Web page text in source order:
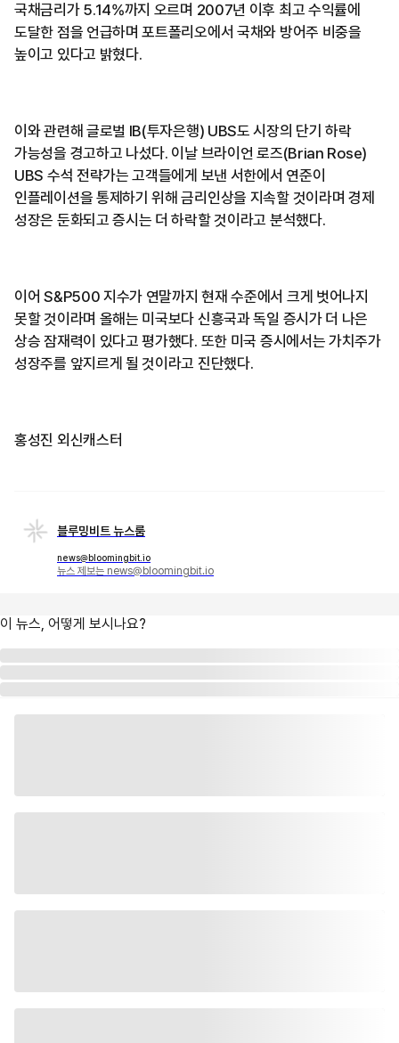
국채금리가 5.14%까지 오르며 2007년 이후 최고 수익률에
도달한 점을 언급하며 포트폴리오에서 국채와 방어주 비중을
높이고 있다고 밝혔다.
이와 관련해 글로벌 IB(투자은행) UBS도 시장의 단기 하락
가능성을 경고하고 나섰다. 이날 브라이언 로즈(Brian Rose)
UBS 수석 전략가는 고객들에게 보낸 서한에서 연준이
인플레이션을 통제하기 위해 금리인상을 지속할 것이라며 경제
성장은 둔화되고 증시는 더 하락할 것이라고 분석했다.
이어 S&P500 지수가 연말까지 현재 수준에서 크게 벗어나지
못할 것이라며 올해는 미국보다 신흥국과 독일 증시가 더 나은
상승 잠재력이 있다고 평가했다. 또한 미국 증시에서는 가치주가
성장주를 앞지르게 될 것이라고 진단했다.
홍성진 외신캐스터
블루밍비트 뉴스룸
news@bloomingbit.io
뉴스 제보는 news@bloomingbit.io
이 뉴스, 어떻게 보시나요?